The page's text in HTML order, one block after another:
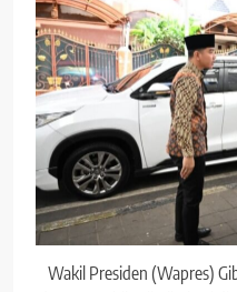
Wakil Presiden (Wapres)